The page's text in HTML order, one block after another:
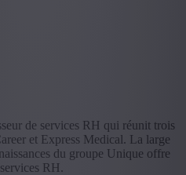
de services RH qui réunit trois
et Express Medical. La large
du groupe Unique offre
RH.